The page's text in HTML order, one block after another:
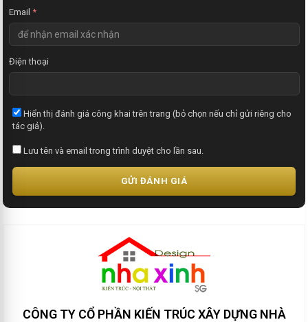
Email *
Điện thoại
Hiển thị đánh giá công khai trên trang (bỏ chọn nếu chỉ gửi riêng cho
tác giả).
Lưu tên và email trong trình duyệt cho lần sau.
GỬI ĐÁNH GIÁ
CÔNG TY CỔ PHẦN KIẾN TRÚC XÂY DỰNG NHÀ